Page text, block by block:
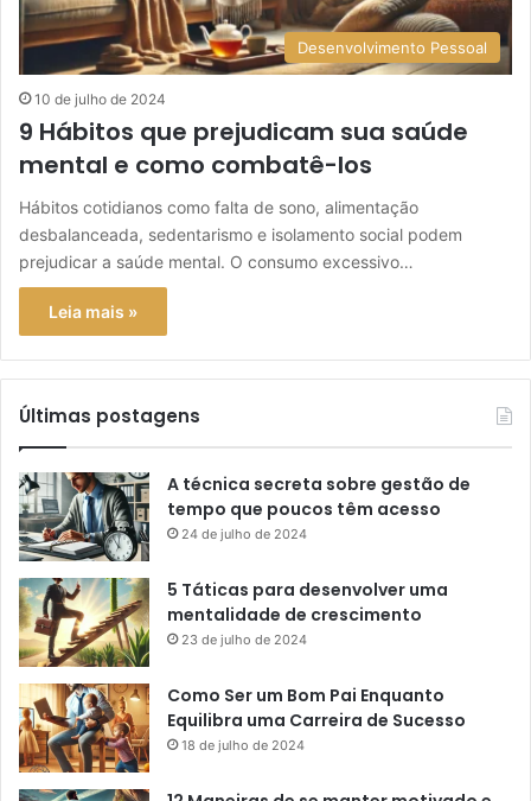
Desenvolvimento Pessoal
10 de julho de 2024
9 Hábitos que prejudicam sua saúde
mental e como combatê-los
Hábitos cotidianos como falta de sono, alimentação
desbalanceada, sedentarismo e isolamento social podem
prejudicar a saúde mental. O consumo excessivo…
Leia mais »
Últimas postagens
A técnica secreta sobre gestão de
tempo que poucos têm acesso
24 de julho de 2024
5 Táticas para desenvolver uma
mentalidade de crescimento
23 de julho de 2024
Como Ser um Bom Pai Enquanto
Equilibra uma Carreira de Sucesso
18 de julho de 2024